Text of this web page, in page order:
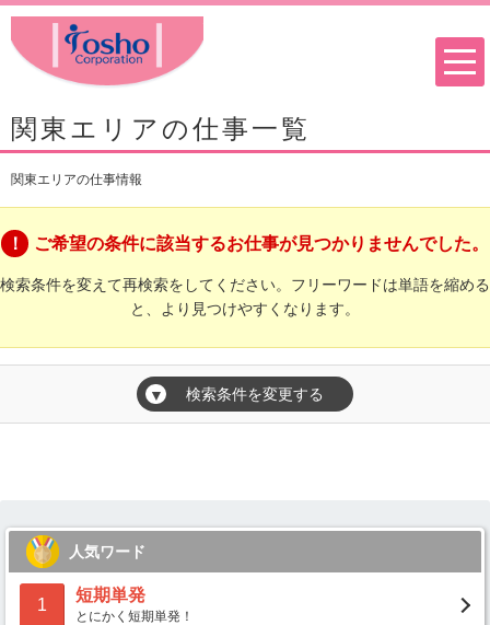
関東エリアの仕事一覧
関東エリアの仕事情報
ご希望の条件に該当するお仕事が見つかりませんでした。
検索条件を変えて再検索をしてください。フリーワードは単語を縮める
と、より見つけやすくなります。
▼ 検索条件を変更する
人気ワード
1
短期単発
とにかく短期単発！